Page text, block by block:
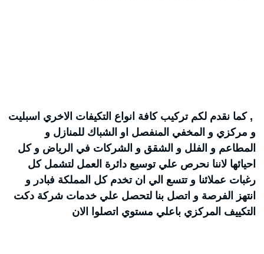
, كما نقدم لكم تركيب كافة انواع التكيفات الاخري اسبليت
و مركزي و المخفي المنفصل او الشباك للمنازل و
المطاعم و الفلل و الشقق و الشركات في الرياض و كل
احيائها لاننا نحرص علي توسيع دائرة العمل لتشمل كل
رغبات عملائنا و تتسع الي ان تخدم كل المملكة فبادر و
انتهز الفرصة و اتصل بنا لتحصل علي خدمات شركة دكت
التكييف المركزي باعلي مستوي اتصلوا الان